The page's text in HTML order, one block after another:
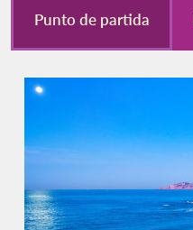
Punto de partida